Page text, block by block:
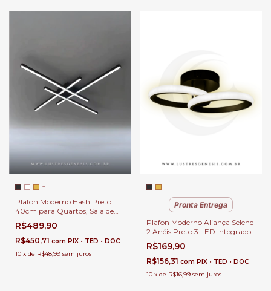
+1
Plafon Moderno Hash Preto
40cm para Quartos, Sala de
Estar, Hall de Entrada,
Escritório, Lavabo e Sala de
Jantar
R$489,90
R$450,71 com PIX • TED • DOC
10 x de R$48,99 sem juros
Pronta Entrega
Plafon Moderno Aliança Selene
2 Anéis Preto 3 LED Integrados
para Quartos, Sala de Estar,
Hall de Entrada, Escritório,
Lavabos
R$169,90
R$156,31 com PIX • TED • DOC
10 x de R$16,99 sem juros